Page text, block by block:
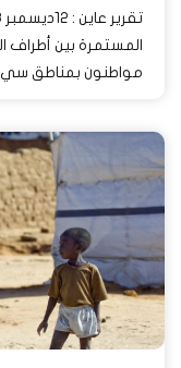
المستمرة بين أطراف
مواطنون بمناطق